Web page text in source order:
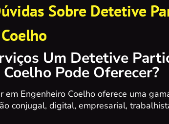
Sobre Detetive
Um Detetive
Pode Oferecer?
em Engenheiro Coelho oferece uma
conjugal, digital, empresarial,